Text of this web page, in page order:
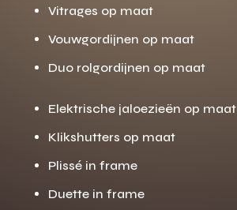
Vitrages op maat
Vouwgordijnen op maat
Duo rolgordijnen op maat
Elektrische jaloezieën op maat
Klikshutters op maat
Plissé in frame
Duette in frame